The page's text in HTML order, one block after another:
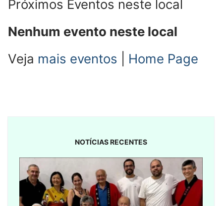
Próximos Eventos neste local
Nenhum evento neste local
Veja mais eventos Home Page
NOTÍCIAS RECENTES